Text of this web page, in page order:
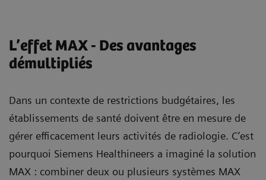
L’effet MAX - Des avantages
démultipliés
Dans un contexte de restrictions budgétaires, les
établissements de santé doivent être en mesure de
gérer efficacement leurs activités de radiologie. C’est
pourquoi Siemens Healthineers a imaginé la solution
MAX : combiner deux ou plusieurs systèmes MAX